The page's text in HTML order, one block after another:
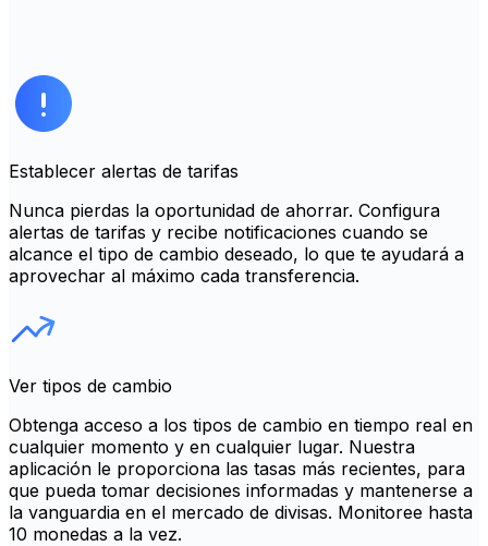
Establecer alertas de tarifas
Nunca pierdas la oportunidad de ahorrar. Configura
alertas de tarifas y recibe notificaciones cuando se
alcance el tipo de cambio deseado, lo que te ayudará a
aprovechar al máximo cada transferencia.
Ver tipos de cambio
Obtenga acceso a los tipos de cambio en tiempo real en
cualquier momento y en cualquier lugar. Nuestra
aplicación le proporciona las tasas más recientes, para
que pueda tomar decisiones informadas y mantenerse a
la vanguardia en el mercado de divisas. Monitoree hasta
10 monedas a la vez.